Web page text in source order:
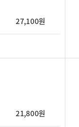
27,100원
21,800원